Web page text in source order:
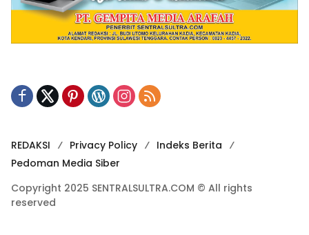
REDAKSI Privacy Policy
Indeks Berita
Pedoman Media Siber
Copyright 2025 SENTRALSULTRA.COM © All rights
reserved